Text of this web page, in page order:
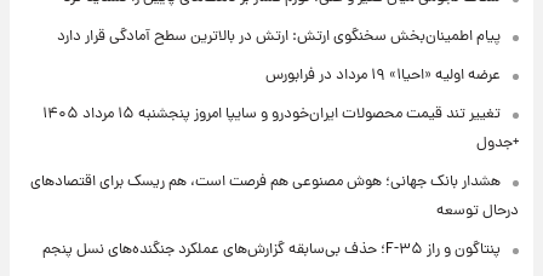
پیام اطمینان‌بخش سخنگوی ارتش: ارتش در بالاترین سطح آمادگی قرار دارد
عرضه اولیه «احیا۱» ۱۹ مرداد در فرابورس
تغییر تند قیمت محصولات ایران‌خودرو و سایپا امروز پنجشنبه ۱۵ مرداد ۱۴۰۵
+جدول
هشدار بانک جهانی؛ هوش مصنوعی هم فرصت است، هم ریسک برای اقتصادهای
درحال توسعه
پنتاگون و راز F-۳۵؛ حذف بی‌سابقه گزارش‌های عملکرد جنگنده‌های نسل پنجم